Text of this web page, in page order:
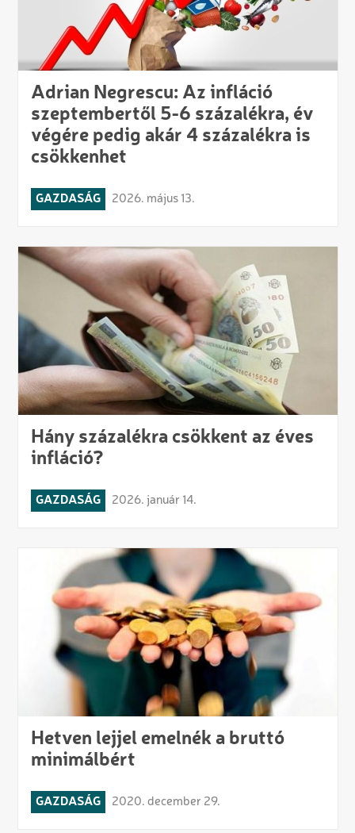
Adrian Negrescu: Az infláció
szeptembertől 5-6 százalékra, év
végére pedig akár 4 százalékra is
csökkenhet
GAZDASÁG 2026. május 13.
Hány százalékra csökkent az éves
infláció?
GAZDASÁG 2026. január 14.
Hetven lejjel emelnék a bruttó
minimálbért
GAZDASÁG 2020. december 29.